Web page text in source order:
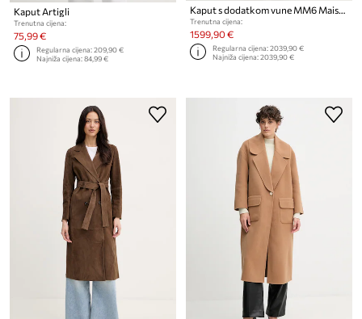
Kaput Artigli
Trenutna cijena:
75,99 €
Regularna cijena:209,90 €
Najniža cijena:84,99 €
Kaput s dodatkom vune MM6 Maison Margiela
Trenutna cijena:
1599,90 €
Regularna cijena:2039,90 €
Najniža cijena:2039,90 €